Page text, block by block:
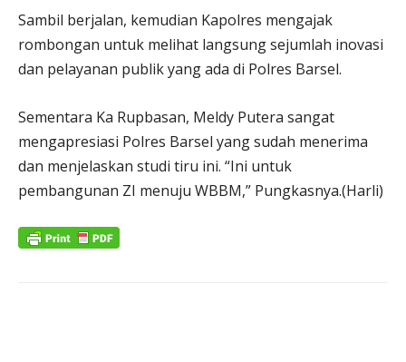
Sambil berjalan, kemudian Kapolres mengajak
rombongan untuk melihat langsung sejumlah inovasi
dan pelayanan publik yang ada di Polres Barsel.
Sementara Ka Rupbasan, Meldy Putera sangat
mengapresiasi Polres Barsel yang sudah menerima
dan menjelaskan studi tiru ini. “Ini untuk
pembangunan ZI menuju WBBM,” Pungkasnya.(Harli)